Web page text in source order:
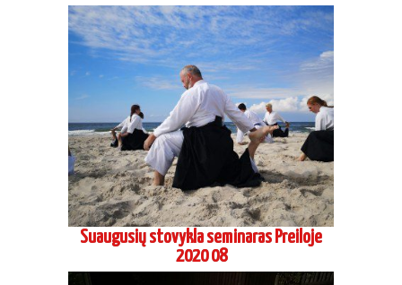
Suaugusių stovykla seminaras Preiloje
2020 08